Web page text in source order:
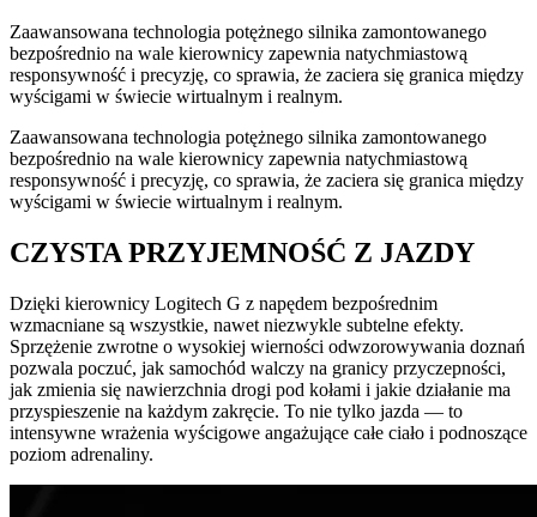
Zaawansowana technologia potężnego silnika zamontowanego
bezpośrednio na wale kierownicy zapewnia natychmiastową
responsywność i precyzję, co sprawia, że zaciera się granica między
wyścigami w świecie wirtualnym i realnym.
Zaawansowana technologia potężnego silnika zamontowanego
bezpośrednio na wale kierownicy zapewnia natychmiastową
responsywność i precyzję, co sprawia, że zaciera się granica między
wyścigami w świecie wirtualnym i realnym.
CZYSTA PRZYJEMNOŚĆ Z JAZDY
Dzięki kierownicy Logitech G z napędem bezpośrednim
wzmacniane są wszystkie, nawet niezwykle subtelne efekty.
Sprzężenie zwrotne o wysokiej wierności odwzorowywania doznań
pozwala poczuć, jak samochód walczy na granicy przyczepności,
jak zmienia się nawierzchnia drogi pod kołami i jakie działanie ma
przyspieszenie na każdym zakręcie. To nie tylko jazda — to
intensywne wrażenia wyścigowe angażujące całe ciało i podnoszące
poziom adrenaliny.